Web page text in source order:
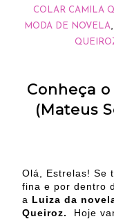
COLAR CAMILA
MODA DE NOVELA,
Conheça
(Mateus
Olá, Estrelas! Se
fina e por dentro
a Luiza da
Queiroz. Hoje